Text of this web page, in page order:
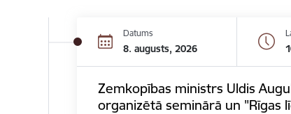
Datums
8. augusts, 2026
Zemkopības ministrs Uldis
organizētā seminārā un "Rīgas